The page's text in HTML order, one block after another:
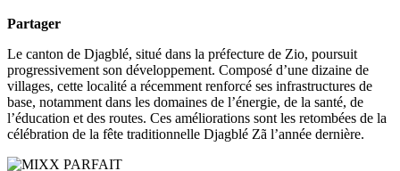
Partager
Le canton de Djagblé, situé dans la préfecture de Zio, poursuit
progressivement son développement. Composé d’une dizaine de
villages, cette localité a récemment renforcé ses infrastructures de
base, notamment dans les domaines de l’énergie, de la santé, de
l’éducation et des routes. Ces améliorations sont les retombées de la
célébration de la fête traditionnelle Djagblé Zã l’année dernière.